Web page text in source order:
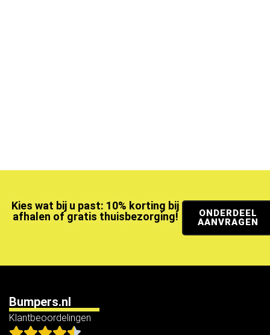
Kies wat bij u past: 10% korting bij
afhalen of gratis thuisbezorging!
ONDERDEEL
AANVRAGEN
Bumpers.nl
Klantbeoordelingen